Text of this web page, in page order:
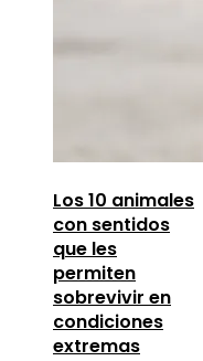
Los 10 animales
con sentidos
que les
permiten
sobrevivir en
condiciones
extremas